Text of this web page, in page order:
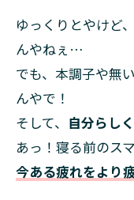
ゆっくりとやけど
んやねぇ…
でも、本調子や無
んやで！
そして、 自分らし
あっ！寝る前のス
今ある疲れをより